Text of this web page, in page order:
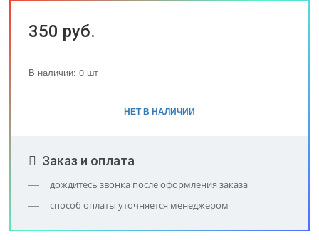
350 руб.
В наличии: 0 шт
НЕТ В НАЛИЧИИ
Заказ и оплата
дождитесь звонка после оформления заказа
способ оплаты уточняется менеджером